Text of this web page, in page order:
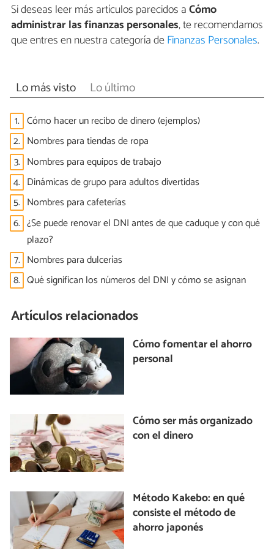
Si deseas leer más artículos parecidos aCómo
administrar las finanzas personales, te recomendamos
que entres en nuestra categoría deFinanzas Personales.
Lo más visto Lo último
1. Cómo hacer un recibo de dinero (ejemplos)
2. Nombres para tiendas de ropa
3. Nombres para equipos de trabajo
4. Dinámicas de grupo para adultos divertidas
5. Nombres para cafeterías
6. ¿Se puede renovar el DNI antes de que caduque y con qué
plazo?
7. Nombres para dulcerías
8. Qué significan los números del DNI y cómo se asignan
Artículos relacionados
Cómo fomentar el ahorro
personal
Cómo ser más organizado
con el dinero
Método Kakebo: en qué
consiste el método de
ahorro japonés